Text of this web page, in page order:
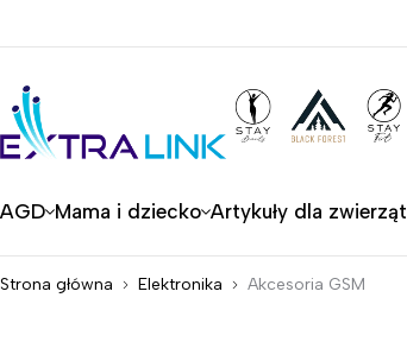
AGD Mama i dziecko Artykuły dla zwierząt
Strona główna Elektronika Akcesoria GSM